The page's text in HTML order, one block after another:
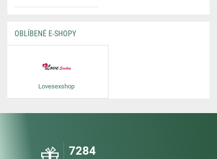
OBLÍBENÉ E-SHOPY
Lovesexshop
7284